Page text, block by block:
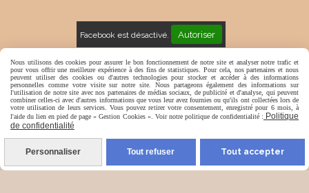
Facebook est désactivé. Autoriser
Mentions Légales Conditions générales de vente
Politique de confidentialité Gestion cookies Mon Compte
Nous utilisons des cookies pour assurer le bon fonctionnement de notre site et analyser notre trafic et
pour vous offrir une meilleure expérience à des fins de statistiques. Pour cela, nos partenaires et nous
peuvent utiliser des cookies ou d'autres technologies pour stocker et accéder à des informations
personnelles comme votre visite sur notre site. Nous partageons également des informations sur
l'utilisation de notre site avec nos partenaires de médias sociaux, de publicité et d'analyse, qui peuvent
combiner celles-ci avec d'autres informations que vous leur avez fournies ou qu'ils ont collectées lors de
votre utilisation de leurs services. Vous pouvez retirer votre consentement, enregistré pour 6 mois, à
l'aide du lien en pied de page « Gestion Cookies ». Voir notre politique de confidentialité : Politique
de confidentialité
Personnaliser Tout refuser Tout accepter